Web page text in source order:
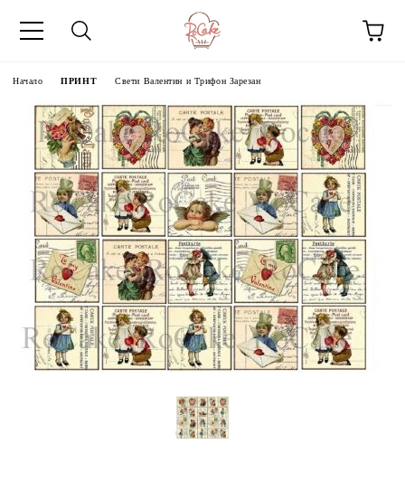
Начало ПРИНТ Свети Валентин и Трифон Зарезан